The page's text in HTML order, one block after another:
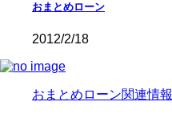
おまとめローン
2012/2/18
おまとめローン関連情報